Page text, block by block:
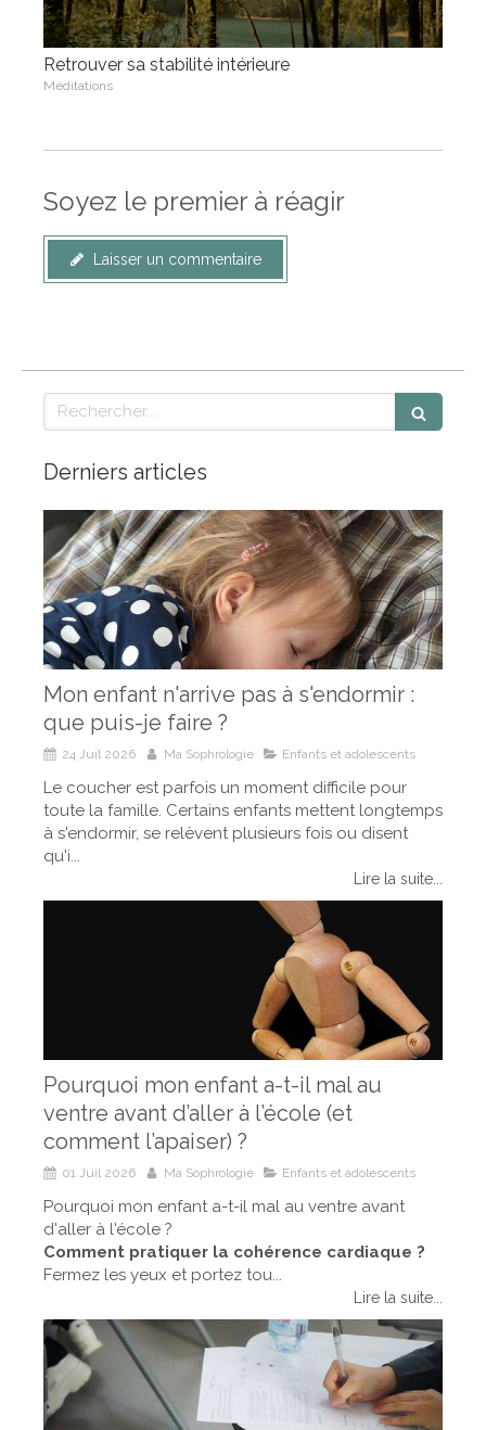
Retrouver sa stabilité intérieure
Méditations
Soyez le premier à réagir
Laisser un commentaire
Rechercher
Derniers articles
Mon enfant n'arrive pas à s'endormir :
que puis-je faire ?
24 Juil 2026 Ma Sophrologie Enfants et adolescents
Le coucher est parfois un moment difficile pour
toute la famille. Certains enfants mettent longtemps
à s'endormir, se relèvent plusieurs fois ou disent
qu'i...
Lire la suite...
Pourquoi mon enfant a-t-il mal au
ventre avant d’aller à l’école (et
comment l’apaiser) ?
01 Juil 2026 Ma Sophrologie Enfants et adolescents
Pourquoi mon enfant a-t-il mal au ventre avant
d'aller à l'école ?
Comment pratiquer la cohérence cardiaque ?
Fermez les yeux et portez tou...
Lire la suite...